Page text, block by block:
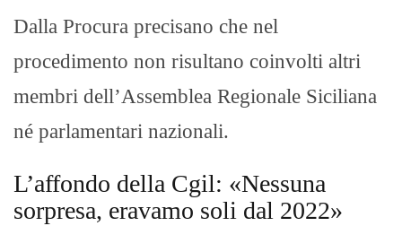
Dalla Procura precisano che nel
procedimento non risultano coinvolti altri
membri dell’Assemblea Regionale Siciliana
né parlamentari nazionali.
L’affondo della Cgil: «Nessuna
sorpresa, eravamo soli dal 2022»